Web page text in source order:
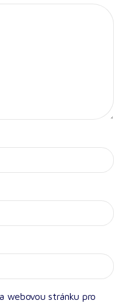
webovou stránku pro